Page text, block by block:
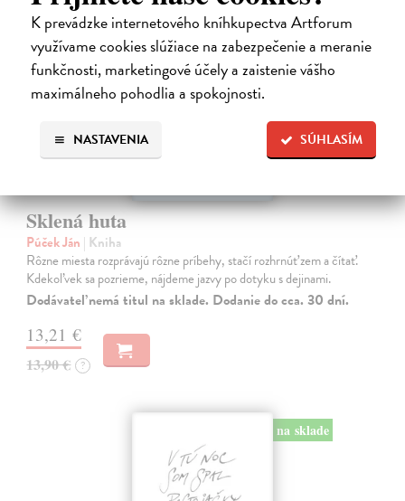
K prevádzke internetového kníhkupectva Artforum
využívame cookies slúžiace na zabezpečenie a meranie
funkčnosti, marketingové účely a zaistenie vášho
maximálneho pohodlia a spokojnosti.
SÚHLASÍM
NASTAVENIA
Sklená huta
Púček Ján | Kniha
Rôzne miesta rozprávajú rôzne príbehy, stačí rozhrnúť zem a čítať.
Kdekoľvek sa pozrieme, nájdeme jazvy po dotyku s dejinami.
Dodávateľ nemá titul na sklade. Dodanie do cca. 30 dní.
13,21 €
13,90 € ?
na sklade